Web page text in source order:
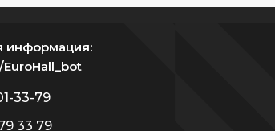
информация:
33-79
33 79